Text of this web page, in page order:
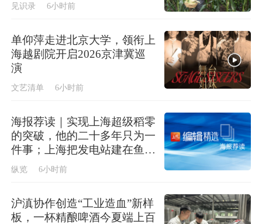
见识录 6小时前
单仰萍走进北京大学，领衔上
海越剧院开启2026京津冀巡
演
文艺清单 6小时前
海报荐读｜实现上海超级稻零
的突破，他的二十多年只为一
件事；上海把发电站建在鱼塘
上，今年首批“零碳蟹”即将上
纵览 6小时前
沪滇协作创造“工业造血”新样
板，一杯精酿啤酒今夏端上百